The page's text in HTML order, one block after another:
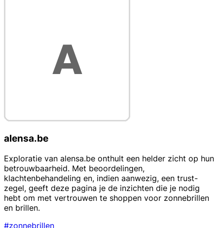
alensa.be
Exploratie van alensa.be onthult een helder zicht op hun
betrouwbaarheid. Met beoordelingen,
klachtenbehandeling en, indien aanwezig, een trust-
zegel, geeft deze pagina je de inzichten die je nodig
hebt om met vertrouwen te shoppen voor zonnebrillen
en brillen.
#zonnebrillen